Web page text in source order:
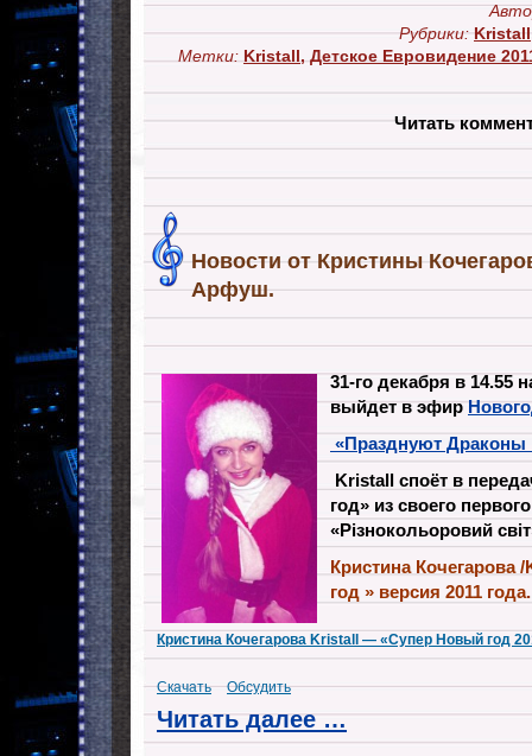
Рубрики: Kristall
Метки: Kristall, Детское Евровидение
Читать
Новости от Кристины
Арфуш.
31-го декабря в 14.55
выйдет в эфир
«Празднуют Драконы
Kristall споёт в
год» из своего
«Різнокольоровий
Кристина
год » версия 2011 года.
Кристина Кочегарова Kristall — «Супер Новый год
Скачать Обсудить
Читать далее …